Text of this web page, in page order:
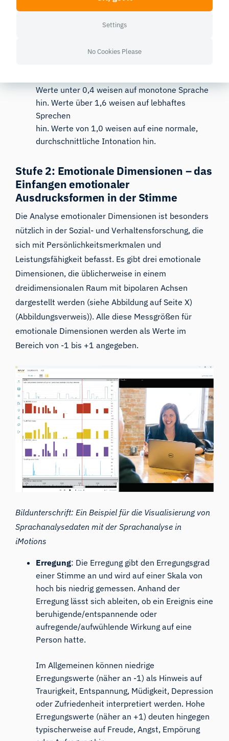
wird keine umfassende Analyse der
Intonationsmuster durchgeführt.
Standardabweichung der Tonhöhe abgeleitet
Werte unter 0,4 weisen auf monotone Sprache
hin. Werte über 1,6 weisen auf lebhaftes
Sprechen
hin. Werte von 1,0 weisen auf eine normale,
durchschnittliche Intonation hin.
Stufe 2: Emotionale Dimensionen – das
Einfangen emotionaler
Ausdrucksformen in der Stimme
Die Analyse emotionaler Dimensionen ist besonders
nützlich in der Sozial- und Verhaltensforschung, die
sich mit Persönlichkeitsmerkmalen und
Leistungsfähigkeit befasst. Es gibt drei emotionale
Dimensionen, die üblicherweise in einem
dreidimensionalen Raum mit bipolaren Achsen
dargestellt werden (siehe Abbildung auf Seite X)
(Abbildungsverweis)). Alle diese Messgrößen für
emotionale Dimensionen werden als Werte im
Bereich von -1 bis +1 angegeben.
Bildunterschrift: Ein Beispiel für die Visualisierung von
Sprachanalysedaten mit der Sprachanalyse in
iMotions
Erregung: Die Erregung gibt den Erregungsgrad
einer Stimme an und wird auf einer Skala von
hoch bis niedrig gemessen. Anhand der
Erregung lässt sich ableiten, ob ein Ereignis eine
beruhigende/entspannende oder
aufregende/aufwühlende Wirkung auf eine
Person hatte.
Im Allgemeinen können niedrige
Erregungswerte (näher an -1) als Hinweis auf
Traurigkeit, Entspannung, Müdigkeit, Depression
oder Zufriedenheit interpretiert werden. Hohe
Erregungswerte (näher an +1) deuten hingegen
typischerweise auf Freude, Angst, Empörung
Settings
No Cookies Please